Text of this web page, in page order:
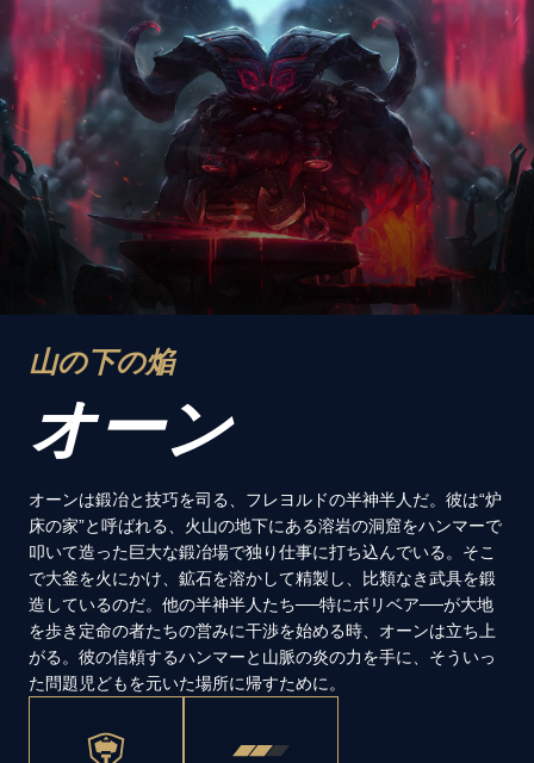
山の下の焔
オーン
オーンは鍛冶と技巧を司る、フレヨルドの半神半人だ。彼は“炉
床の家”と呼ばれる、火山の地下にある溶岩の洞窟をハンマーで
叩いて造った巨大な鍛冶場で独り仕事に打ち込んでいる。そこ
で大釜を火にかけ、鉱石を溶かして精製し、比類なき武具を鍛
造しているのだ。他の半神半人たち──特にボリベア──が大地
を歩き定命の者たちの営みに干渉を始める時、オーンは立ち上
がる。彼の信頼するハンマーと山脈の炎の力を手に、そういっ
た問題児どもを元いた場所に帰すために。